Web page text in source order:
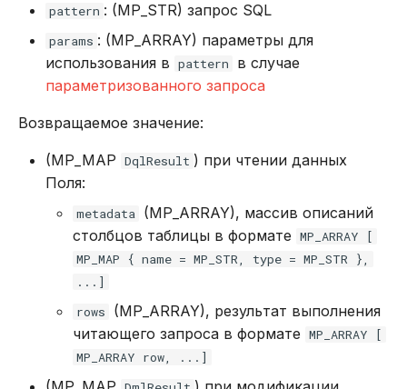
pattern : (MP_STR) запрос SQL
params : (MP_ARRAY) параметры для
использования в pattern
в случае
параметризованного запроса
Возвращаемое значение:
(MP_MAP DqlResult ) при чтении данных
Поля:
metadata (MP_ARRAY), массив описаний
столбцов таблицы в формате MP_ARRAY [
MP_MAP { name = MP_STR, type = MP_STR },
...]
rows
(MP_ARRAY), результат выполнения
читающего запроса в формате MP_ARRAY [
MP_ARRAY row, ...]